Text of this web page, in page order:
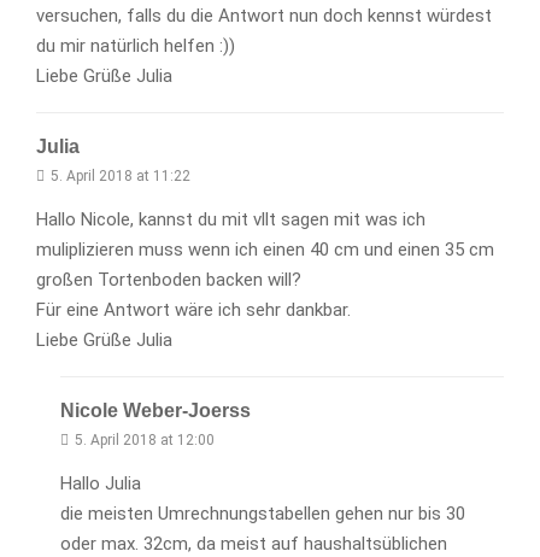
versuchen, falls du die Antwort nun doch kennst würdest
du mir natürlich helfen :))
Liebe Grüße Julia
Julia
5. April 2018 at 11:22
Hallo Nicole, kannst du mit vllt sagen mit was ich
muliplizieren muss wenn ich einen 40 cm und einen 35 cm
großen Tortenboden backen will?
Für eine Antwort wäre ich sehr dankbar.
Liebe Grüße Julia
Nicole Weber-Joerss
5. April 2018 at 12:00
Hallo Julia
die meisten Umrechnungstabellen gehen nur bis 30
oder max. 32cm, da meist auf haushaltsüblichen